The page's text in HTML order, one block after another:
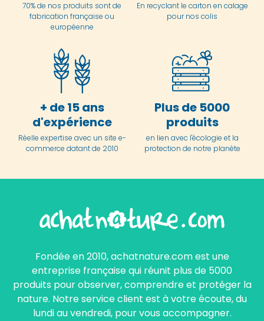
70% de nos produits sont de
fabrication française ou
européenne
En recyclant le carton en calage
pour nos colis
+ de 15 ans
d'expérience
Réelle expertise avec un site e-
commerce datant de 2010
Plus de 5000
produits
en lien avec l'écologie et la
protection de notre planète
Fondée en 2010, achatnature.com est une
entreprise française qui réunit plus de 5000
produits pour observer, comprendre et protéger la
nature. Notre service client est à votre écoute, du
lundi au vendredi, pour vous accompagner.